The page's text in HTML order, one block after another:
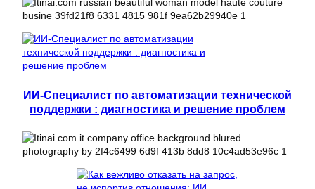
ИИ-Специалист по автоматизации технической
поддержки : диагностика и решение проблем